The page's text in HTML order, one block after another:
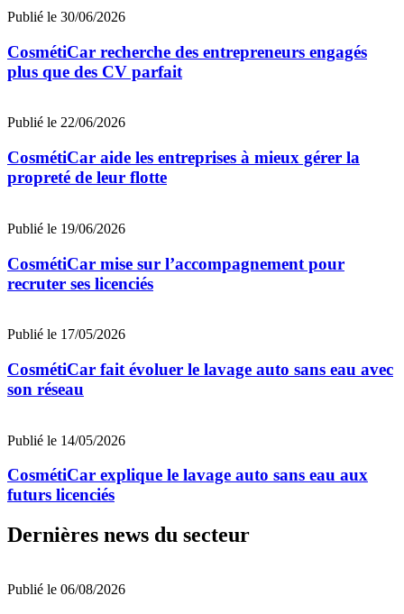
Publié le 30/06/2026
CosmétiCar recherche des entrepreneurs engagés
plus que des CV parfait
Publié le 22/06/2026
CosmétiCar aide les entreprises à mieux gérer la
propreté de leur flotte
Publié le 19/06/2026
CosmétiCar mise sur l’accompagnement pour
recruter ses licenciés
Publié le 17/05/2026
CosmétiCar fait évoluer le lavage auto sans eau avec
son réseau
Publié le 14/05/2026
CosmétiCar explique le lavage auto sans eau aux
futurs licenciés
Dernières news du secteur
Publié le 06/08/2026